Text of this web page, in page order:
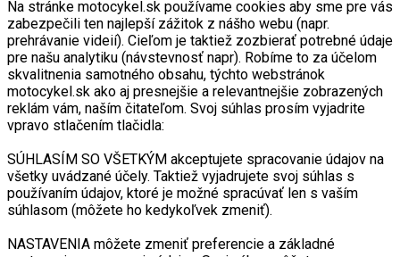
prehrávanie videií). Cieľom je taktiež zozbierať potrebné údaje
pre našu analytiku (návstevnosť napr). Robíme to za účelom
skvalitnenia samotného obsahu, týchto webstránok
motocykel.sk ako aj presnejšie a relevantnejšie zobrazených
reklám vám, naším čitateľom. Svoj súhlas prosím vyjadrite
vpravo stlačením tlačidla:
SÚHLASÍM SO VŠETKÝM akceptujete spracovanie údajov na
používaním údajov, ktoré je možné spracúvať len s vaším
súhlasom (môžete ho kedykoľvek zmeniť).
NASTAVENIA môžete zmeniť preferencie a základné
kedykoľvek zmeniť.